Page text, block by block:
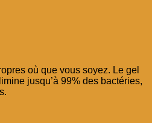
où que vous soyez. Le gel
jusqu’à 99% des bactéries,